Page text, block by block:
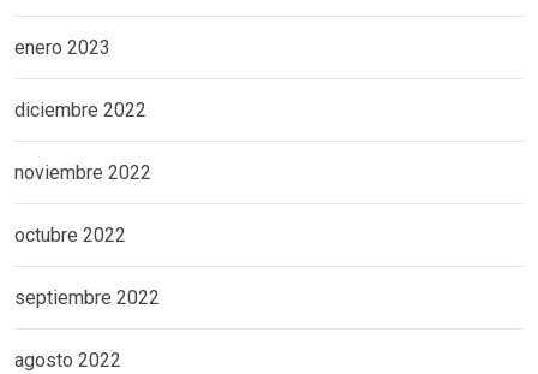
enero 2023
diciembre 2022
noviembre 2022
octubre 2022
septiembre 2022
agosto 2022